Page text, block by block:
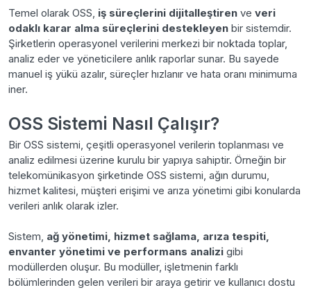
Temel olarak OSS, iş süreçlerini dijitalleştiren ve veri
odaklı karar alma süreçlerini destekleyen bir sistemdir.
Şirketlerin operasyonel verilerini merkezi bir noktada toplar,
analiz eder ve yöneticilere anlık raporlar sunar. Bu sayede
manuel iş yükü azalır, süreçler hızlanır ve hata oranı minimuma
iner.
OSS Sistemi Nasıl Çalışır?
Bir OSS sistemi, çeşitli operasyonel verilerin toplanması ve
analiz edilmesi üzerine kurulu bir yapıya sahiptir. Örneğin bir
telekomünikasyon şirketinde OSS sistemi, ağın durumu,
hizmet kalitesi, müşteri erişimi ve arıza yönetimi gibi konularda
verileri anlık olarak izler.
Sistem, ağ yönetimi, hizmet sağlama, arıza tespiti,
envanter yönetimi ve performans analizi gibi
modüllerden oluşur. Bu modüller, işletmenin farklı
bölümlerinden gelen verileri bir araya getirir ve kullanıcı dostu